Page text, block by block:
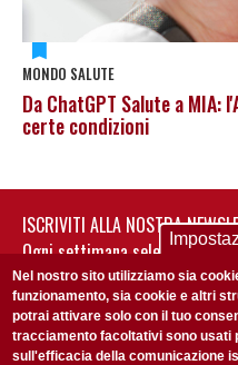
MONDO SALUTE
Da ChatGPT Salute a MIA:
certe condizioni
ISCRIVITI ALLA NOSTRA
Ogni settimana selezioniamo
non perderti gli
Nel nostro sito utilizziamo sia
funzionamento, sia cookie e altri
potrai attivare solo con il tuo
tracciamento facoltativi sono usati
sull'efficacia della comunicazione